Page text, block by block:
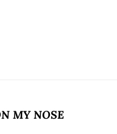
MY NOSE